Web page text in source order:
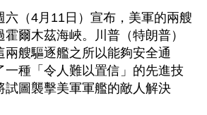
六（4月11日）宣布，美軍的兩艘
爾木茲海峽。川普（特朗普）
兩艘驅逐艦之所以能夠安全通
一種「令人難以置信」的先進技
試圖襲擊美軍軍艦的敵人解決